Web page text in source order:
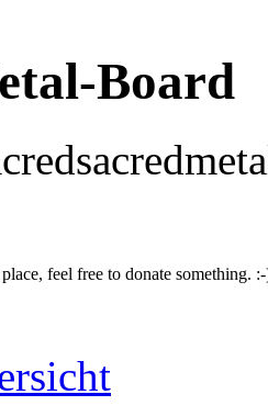
Board
feel free to donate something.